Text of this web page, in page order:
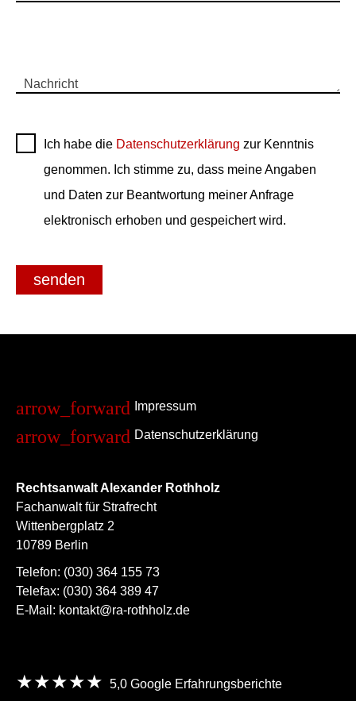
Nachricht
Ich habe die Datenschutzerklärung zur Kenntnis
genommen. Ich stimme zu, dass meine Angaben
und Daten zur Beantwortung meiner Anfrage
elektronisch erhoben und gespeichert wird.
senden
Rechtsanwalt Alexander Rothholz
Fachanwalt für Strafrecht
Wittenbergplatz 2
10789 Berlin
Telefon: (030) 364 155 73
Telefax: (030) 364 389 47
E-Mail: kontakt@ra-rothholz.de
Impressum
Datenschutzerklärung
★★★★★ 5,0 Google Erfahrungsberichte